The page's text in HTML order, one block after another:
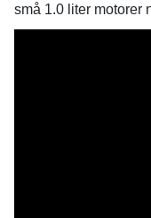
små 1.0 liter motorer